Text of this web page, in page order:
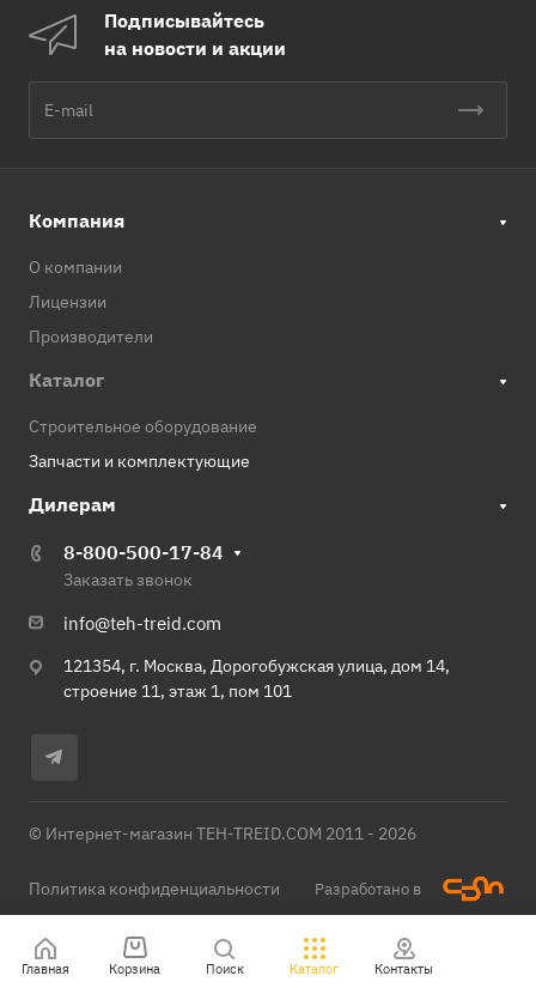
Подписывайтесь
на новости и акции
Компания
О компании
Лицензии
Производители
Каталог
Строительное оборудование
Запчасти и комплектующие
Дилерам
8-800-500-17-84
Заказать звонок
info@teh-treid.com
121354, г. Москва, Дорогобужская улица, дом 14,
строение 11, этаж 1, пом 101
© Интернет-магазин TEH-TREID.COM 2011 - 2026
Политика конфиденциальности Разработано в
Главная Корзина Поиск Каталог Контакты